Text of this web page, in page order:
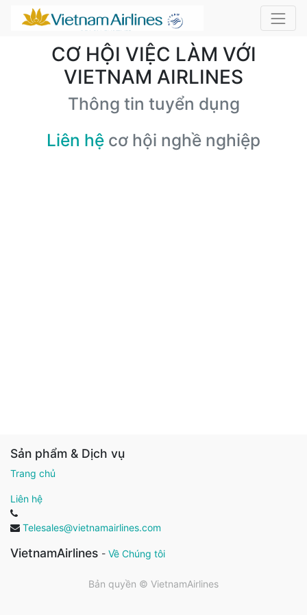
CƠ HỘI VIỆC LÀM VỚI
VIETNAM AIRLINES
Thông tin tuyển dụng
Liên hệ cơ hội nghề nghiệp
Sản phẩm & Dịch vụ
Trang chủ
Liên hệ
Telesales@vietnamairlines.com
VietnamAirlines - Về Chúng tôi
Bản quyền © VietnamAirlines